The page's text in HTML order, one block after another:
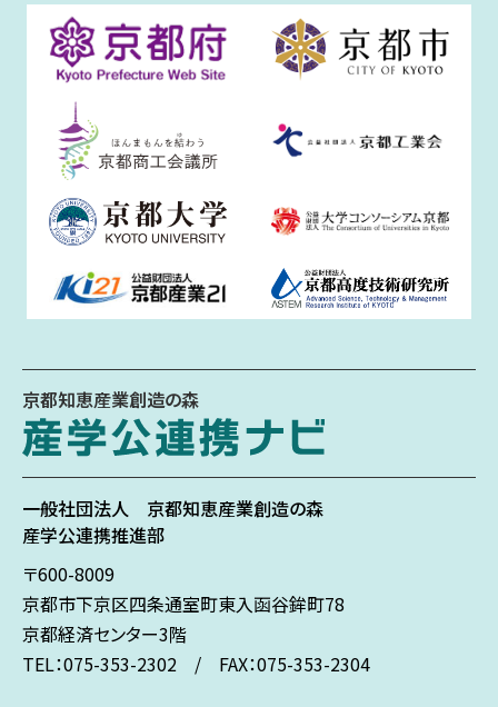
京都知恵産業創造の森
一般社団法人 京都知恵産業創造の森
産学公連携推進部
〒600-8009
京都市下京区四条通室町東入函谷鉾町78
京都経済センター3階
TEL：075-353-2302 / FAX：075-353-2304